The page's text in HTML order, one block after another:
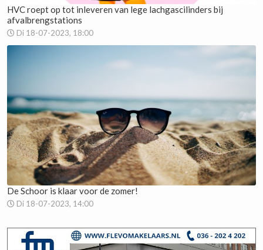
HVC roept op tot inleveren van lege lachgascilinders bij
afvalbrengstations
Di 18-07-2023, 18:00
De Schoor is klaar voor de zomer!
Di 18-07-2023, 14:00